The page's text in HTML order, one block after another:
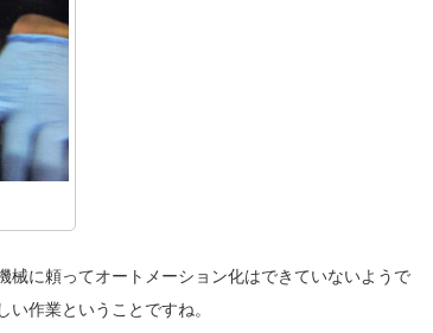
に頼ってオートメーション化はできていないようで
作業ということですね。